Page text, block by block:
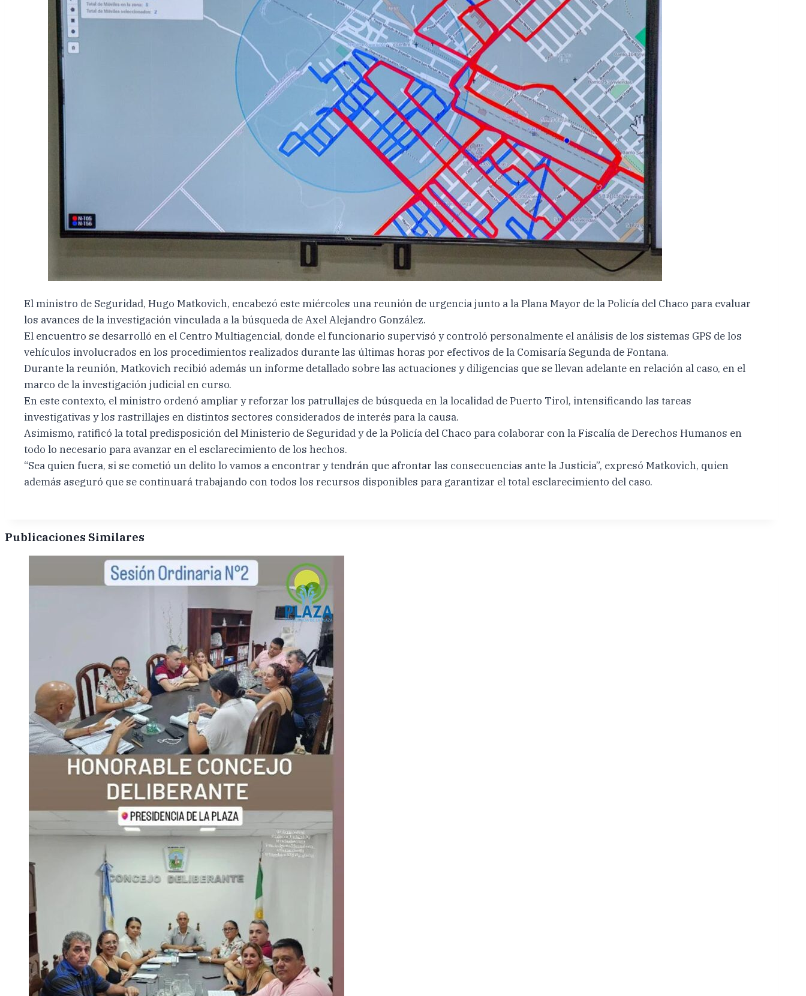
El ministro de Seguridad, Hugo Matkovich, encabezó este miércoles una reunión de urgencia junto a la Plana Mayor de la Policía del Chaco para evaluar
los avances de la investigación vinculada a la búsqueda de Axel Alejandro González.
El encuentro se desarrolló en el Centro Multiagencial, donde el funcionario supervisó y controló personalmente el análisis de los sistemas GPS de los
vehículos involucrados en los procedimientos realizados durante las últimas horas por efectivos de la Comisaría Segunda de Fontana.
Durante la reunión, Matkovich recibió además un informe detallado sobre las actuaciones y diligencias que se llevan adelante en relación al caso, en el
marco de la investigación judicial en curso.
En este contexto, el ministro ordenó ampliar y reforzar los patrullajes de búsqueda en la localidad de Puerto Tirol, intensificando las tareas
investigativas y los rastrillajes en distintos sectores considerados de interés para la causa.
Asimismo, ratificó la total predisposición del Ministerio de Seguridad y de la Policía del Chaco para colaborar con la Fiscalía de Derechos Humanos en
todo lo necesario para avanzar en el esclarecimiento de los hechos.
“Sea quien fuera, si se cometió un delito lo vamos a encontrar y tendrán que afrontar las consecuencias ante la Justicia”, expresó Matkovich, quien
además aseguró que se continuará trabajando con todos los recursos disponibles para garantizar el total esclarecimiento del caso.
Publicaciones Similares